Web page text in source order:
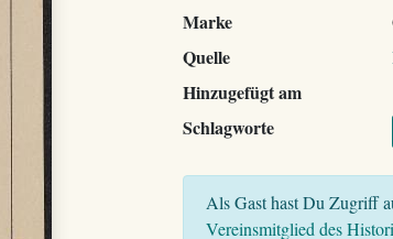
Marke
Quelle
Hinzugefügt am
Schlagworte
Als Gast hast Du Zugriff
Vereinsmitglied des